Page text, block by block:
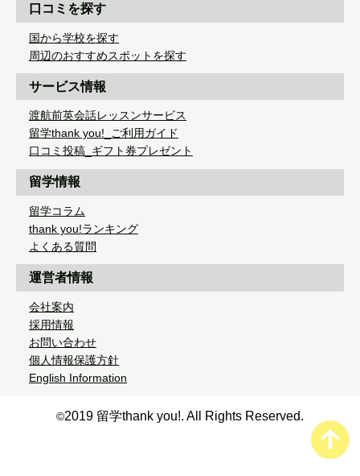
口コミを探す
国から学校を探す
周辺のおすすめスポットを探す
サービス情報
渡航前英会話レッスンサービス
留学thank you!_ご利用ガイド
口コミ投稿_ギフト券プレゼント
留学情報
留学コラム
thank you!ランキング
よくある質問
運営者情報
会社案内
採用情報
お問い合わせ
個人情報保護方針
English Information
©2019 留学thank you!. All Rights Reserved.